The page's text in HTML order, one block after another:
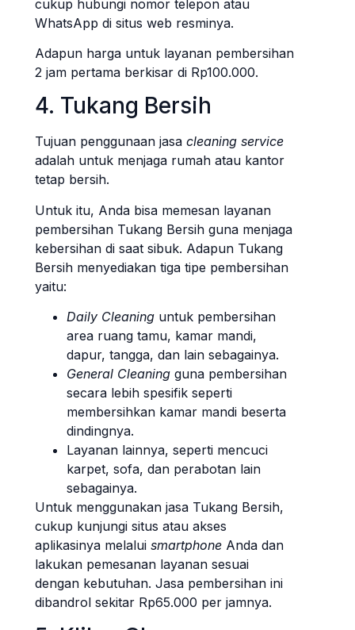
cukup hubungi nomor telepon atau
WhatsApp di situs web resminya.
Adapun harga untuk layanan pembersihan
2 jam pertama berkisar di Rp100.000.
4. Tukang Bersih
Tujuan penggunaan jasa cleaning service
adalah untuk menjaga rumah atau kantor
tetap bersih.
Untuk itu, Anda bisa memesan layanan
pembersihan Tukang Bersih guna menjaga
kebersihan di saat sibuk. Adapun Tukang
Bersih menyediakan tiga tipe pembersihan
yaitu:
Daily Cleaning untuk pembersihan
area ruang tamu, kamar mandi,
dapur, tangga, dan lain sebagainya.
General Cleaning guna pembersihan
secara lebih spesifik seperti
membersihkan kamar mandi beserta
dindingnya.
Layanan lainnya, seperti mencuci
karpet, sofa, dan perabotan lain
sebagainya.
Untuk menggunakan jasa Tukang Bersih,
cukup kunjungi situs atau akses
aplikasinya melalui smartphone Anda dan
lakukan pemesanan layanan sesuai
dengan kebutuhan. Jasa pembersihan ini
dibandrol sekitar Rp65.000 per jamnya.